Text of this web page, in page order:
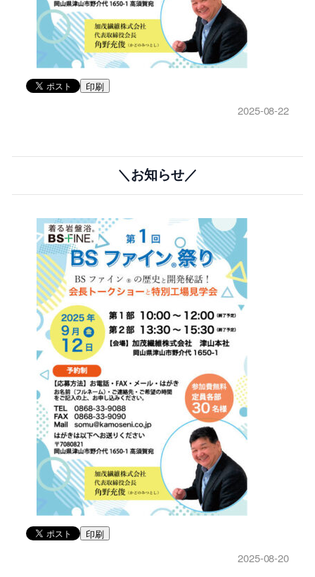
印刷
2025-08-22
＼お知らせ／
印刷
2025-08-20